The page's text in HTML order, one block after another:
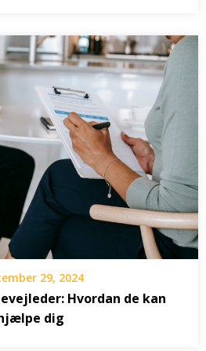
29, 2024
Hvordan de kan
dig